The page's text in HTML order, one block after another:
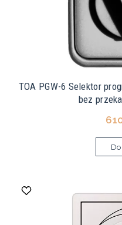
TOA PGW-6 Selektor
bez